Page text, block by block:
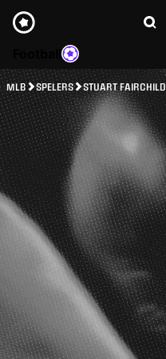
MLB SPELERS STUART FAIRCHILD